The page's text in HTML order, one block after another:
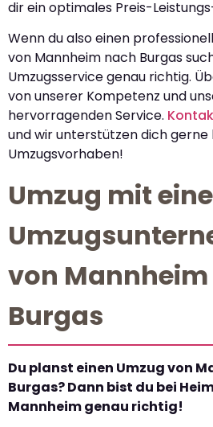
dir ein optimales Preis-
Wenn du also einen
von Mannheim nach Burgas
Umzugsservice genau richtig.
von unserer Kompetenz und
hervorragenden Service.
und wir unterstützen dich gerne
Umzugsvorhaben!
Umzug mit
von
Burgas
Du planst einen Umzug von
Burgas? Dann bist du bei
Mannheim genau richtig!